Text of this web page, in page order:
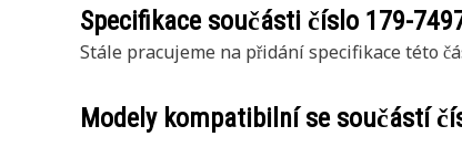
Specifikace součásti číslo 179-
Stále pracujeme na přidání specifikace této
Modely kompatibilní se součástí